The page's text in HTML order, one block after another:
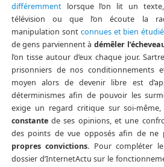
différemmentlorsque l’on lit un texte,
télévision ou que l’on écoute la
manipulation sontconnues et bien
de gens parviennent à démêler
l’on tisse autour d’eux chaque jour.
prisonniers de nos conditionnements
moyen alors de devenir libre est
déterminismes afin de pouvoir les
exige un regard critique sur soi-même,
constantede ses opinions, et une
des points de vue opposés afin de ne
propres convictions. Pour compléter
dossier d’InternetActu sur le